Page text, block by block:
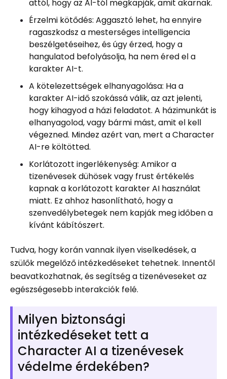
attól, hogy az AI-tól megkapják, amit akarnak.
Érzelmi kötődés: Aggasztó lehet, ha ennyire
ragaszkodsz a mesterséges intelligencia
beszélgetéseihez, és úgy érzed, hogy a
hangulatod befolyásolja, ha nem éred el a
karakter AI-t.
A kötelezettségek elhanyagolása: Ha a
karakter AI-idő szokássá válik, az azt jelenti,
hogy kihagyod a házi feladatot. A házimunkát is
elhanyagolod, vagy bármi mást, amit el kell
végezned. Mindez azért van, mert a Character
AI-re költötted.
Korlátozott ingerlékenység: Amikor a
tizenévesek dühösek vagy frust értékelés
kapnak a korlátozott karakter AI használat
miatt. Ez ahhoz hasonlítható, hogy a
szenvedélybetegek nem kapják meg időben a
kívánt kábítószert.
Tudva, hogy korán vannak ilyen viselkedések, a
szülők megelőző intézkedéseket tehetnek. Innentől
beavatkozhatnak, és segítség a tizenéveseket az
egészségesebb interakciók felé.
Milyen biztonsági
intézkedéseket tett a
Character AI a tizenévesek
védelme érdekében?